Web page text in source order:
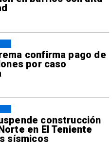
confirma pago de
por caso
construcción
en El Teniente
sísmicos